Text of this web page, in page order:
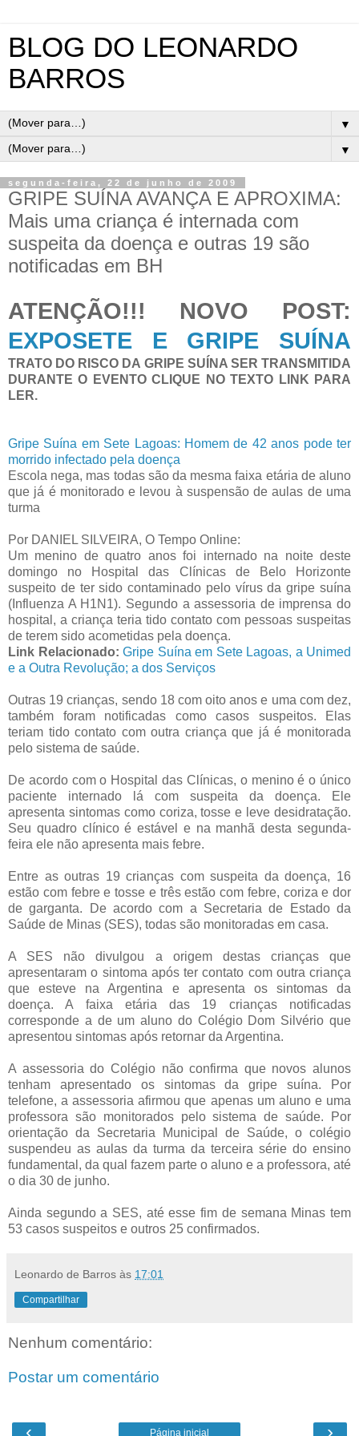
BLOG DO LEONARDO
BARROS
▼
▼
segunda-feira, 22 de junho de 2009
GRIPE SUÍNA AVANÇA E APROXIMA:
Mais uma criança é internada com
suspeita da doença e outras 19 são
notificadas em BH
ATENÇÃO!!! NOVO POST:
EXPOSETE E GRIPE SUÍNA
TRATO DO RISCO DA GRIPE SUÍNA SER TRANSMITIDA
DURANTE O EVENTO CLIQUE NO TEXTO LINK PARA
LER.
Gripe Suína em Sete Lagoas: Homem de 42 anos pode ter
morrido infectado pela doença
Escola nega, mas todas são da mesma faixa etária de aluno
que já é monitorado e levou à suspensão de aulas de uma
turma
Por DANIEL SILVEIRA, O Tempo Online:
Um menino de quatro anos foi internado na noite deste
domingo no Hospital das Clínicas de Belo Horizonte
suspeito de ter sido contaminado pelo vírus da gripe suína
(Influenza A H1N1). Segundo a assessoria de imprensa do
hospital, a criança teria tido contato com pessoas suspeitas
de terem sido acometidas pela doença.
Link Relacionado: Gripe Suína em Sete Lagoas, a Unimed
e a Outra Revolução; a dos Serviços
Outras 19 crianças, sendo 18 com oito anos e uma com dez,
também foram notificadas como casos suspeitos. Elas
teriam tido contato com outra criança que já é monitorada
pelo sistema de saúde.
De acordo com o Hospital das Clínicas, o menino é o único
paciente internado lá com suspeita da doença. Ele
apresenta sintomas como coriza, tosse e leve desidratação.
Seu quadro clínico é estável e na manhã desta segunda-
feira ele não apresenta mais febre.
Entre as outras 19 crianças com suspeita da doença, 16
estão com febre e tosse e três estão com febre, coriza e dor
de garganta. De acordo com a Secretaria de Estado da
Saúde de Minas (SES), todas são monitoradas em casa.
A SES não divulgou a origem destas crianças que
apresentaram o sintoma após ter contato com outra criança
que esteve na Argentina e apresenta os sintomas da
doença. A faixa etária das 19 crianças notificadas
corresponde a de um aluno do Colégio Dom Silvério que
apresentou sintomas após retornar da Argentina.
A assessoria do Colégio não confirma que novos alunos
tenham apresentado os sintomas da gripe suína. Por
telefone, a assessoria afirmou que apenas um aluno e uma
professora são monitorados pelo sistema de saúde. Por
orientação da Secretaria Municipal de Saúde, o colégio
suspendeu as aulas da turma da terceira série do ensino
fundamental, da qual fazem parte o aluno e a professora, até
o dia 30 de junho.
Ainda segundo a SES, até esse fim de semana Minas tem
53 casos suspeitos e outros 25 confirmados.
Leonardo de Barros às 17:01
Compartilhar
Nenhum comentário:
Postar um comentário
‹ ›
Página inicial